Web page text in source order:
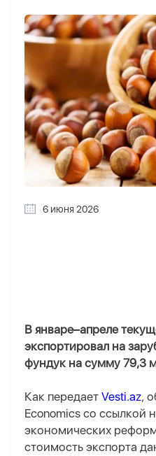
6 июня 2026
В январе–апреле
экспортировал на
фундук на сумму 79,3
Как передает Vesti.az,
Economics со ссылкой
экономических
стоимость экспорта